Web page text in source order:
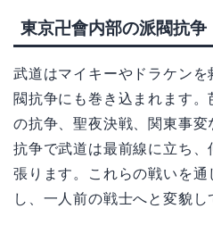
東京卍會内部の派閥抗争
武道はマイキーやドラケン
閥抗争にも巻き込まれます。
の抗争、聖夜決戦、関東事
抗争で武道は最前線に立ち
張ります。これらの戦いを
し、一人前の戦士へと変貌し